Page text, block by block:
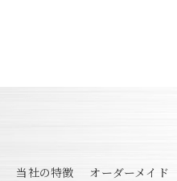
当社の特徴 オーダーメイド